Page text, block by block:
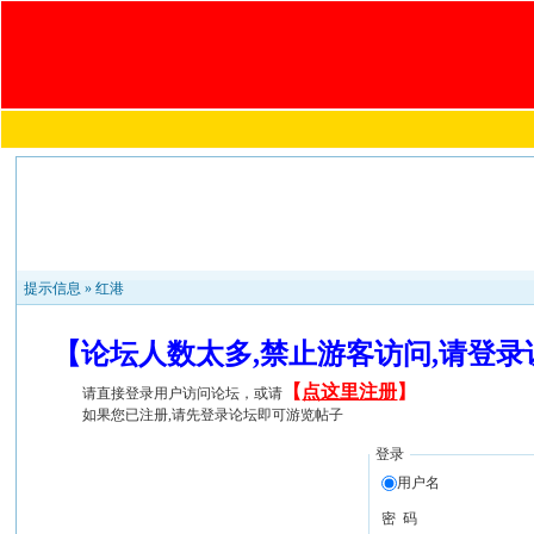
提示信息 »红港
【论坛人数太多,禁止游客访问,请登
请直接登录用户访问论坛，或请 【 点这里注册】
如果您已注册,请先登录论坛即可游览帖子
登录
用户名
密 码